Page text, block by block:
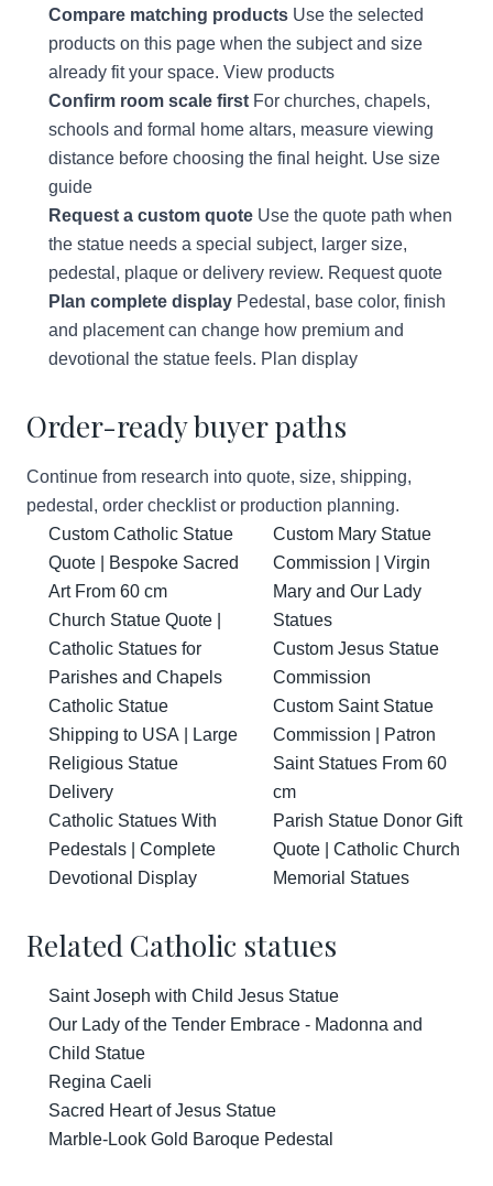
Compare matching products Use the selected
products on this page when the subject and size
already fit your space. View products
Confirm room scale first For churches, chapels,
schools and formal home altars, measure viewing
distance before choosing the final height. Use size
guide
Request a custom quote Use the quote path when
the statue needs a special subject, larger size,
pedestal, plaque or delivery review. Request quote
Plan complete display Pedestal, base color, finish
and placement can change how premium and
devotional the statue feels. Plan display
Order-ready buyer paths
Continue from research into quote, size, shipping,
pedestal, order checklist or production planning.
Custom Catholic Statue
Quote | Bespoke Sacred
Art From 60 cm
Church Statue Quote |
Catholic Statues for
Parishes and Chapels
Catholic Statue
Shipping to USA | Large
Religious Statue
Delivery
Catholic Statues With
Pedestals | Complete
Devotional Display
Custom Mary Statue
Commission | Virgin
Mary and Our Lady
Statues
Custom Jesus Statue
Commission
Custom Saint Statue
Commission | Patron
Saint Statues From 60
cm
Parish Statue Donor Gift
Quote | Catholic Church
Memorial Statues
Related Catholic statues
Saint Joseph with Child Jesus Statue
Our Lady of the Tender Embrace - Madonna and
Child Statue
Regina Caeli
Sacred Heart of Jesus Statue
Marble-Look Gold Baroque Pedestal